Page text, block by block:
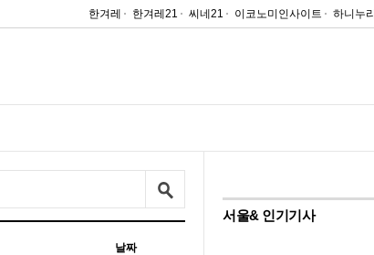
한겨레 한겨레21 씨네21 이코노미인사이트 하니누리
날짜
서울& 인기기사